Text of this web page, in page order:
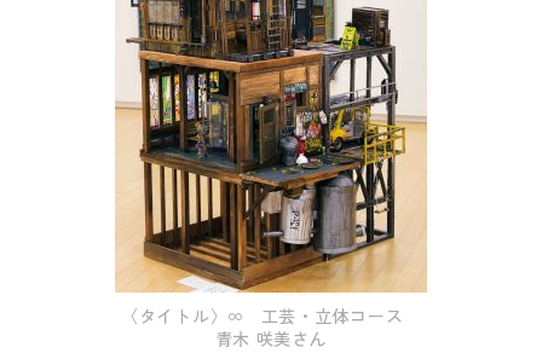
〈タイトル〉∞ 工芸・立体コース
青木 咲美さん